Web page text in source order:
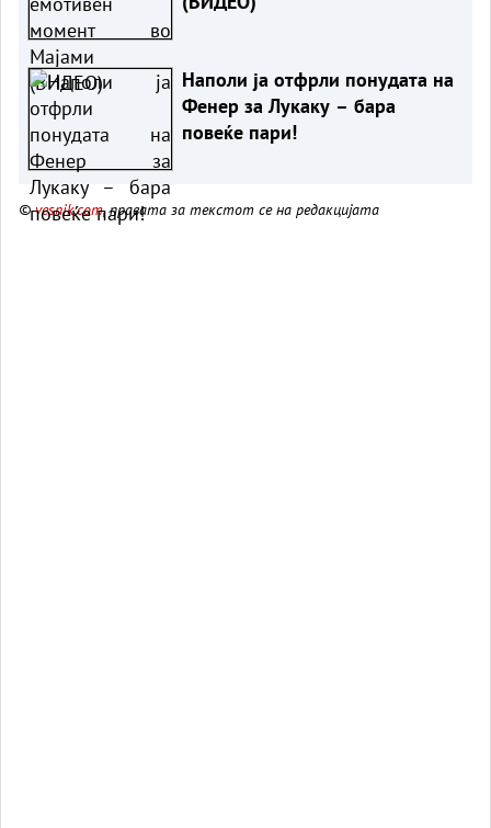
Наполи ја отфрли понудата на
Фенер за Лукаку – бара
повеќе пари!
©vesnik.com, правата за текстот се на редакцијата